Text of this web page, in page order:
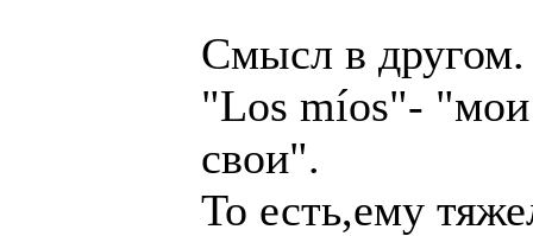
Смысл в другом.
"Los míos"-
свои".
То есть,ему